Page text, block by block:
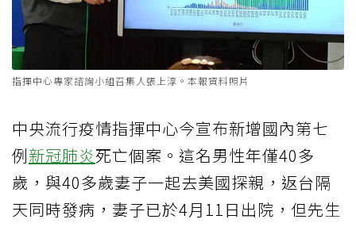
指揮中心專家諮詢小組召集人張上淳。本報資料照片
中央流行疫情指揮中心今宣布新增國內第七
例新冠肺炎死亡個案。這名男性年僅40多
歲，與40多歲妻子一起去美國探親，返台隔
天同時發病，妻子已於4月11日出院，但先生